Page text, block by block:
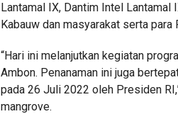
Lantamal IX, Dantim Intel Lantamal
Kabauw dan masyarakat serta para
“Hari ini melanjutkan kegiatan
Ambon. Penanaman ini juga
pada 26 Juli 2022 oleh Presiden
mangrove.